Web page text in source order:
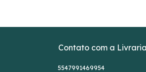
Contato com a
5547991469954